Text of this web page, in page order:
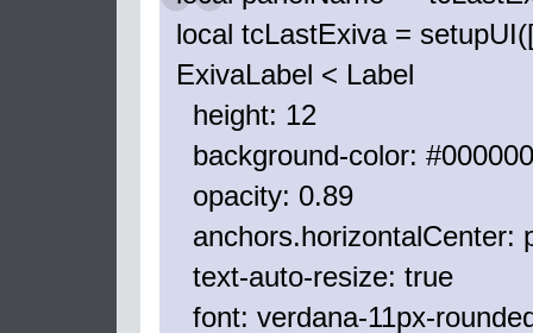
local tcLastExiva =
ExivaLabel < Label
height: 12
background-color:
opacity: 0.89
anchors.horizontalCenter:
text-auto-resize: true
font: verdana-11px-